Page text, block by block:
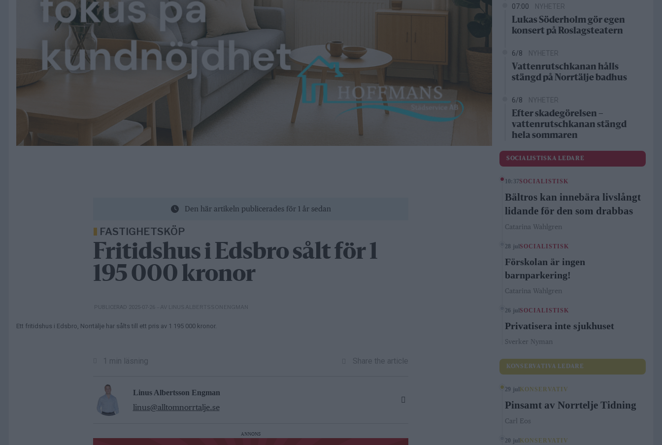
Den här artikeln publicerades för 1 år sedan
FASTIGHETSKÖP
Fritidshus i Edsbro sålt för 1
195 000 kronor
PUBLICERAD 2025-07-26 – AV LINUS ALBERTSSON ENGMAN
Ett fritidshus i Edsbro, Norrtälje har sålts till ett pris av 1 195 000 kronor.
1 min läsning Share the article
Linus Albertsson Engman
linus@alltomnorrtalje.se
ANNONS
07:00 NYHETER
Lukas Söderholm gör egen
konsert på Roslagsteatern
6/8 NYHETER
Vattenrutschkanan hålls
stängd på Norrtälje badhus
6/8 NYHETER
Efter skadegörelsen –
vattenrutschkanan stängd
hela sommaren
SOCIALISTISKA LEDARE
10:37SOCIALISTISK
Bältros kan innebära livslångt
lidande för den som drabbas
Catarina Wahlgren
28 jul SOCIALISTISK
Förskolan är ingen
barnparkering!
Catarina Wahlgren
26 jul SOCIALISTISK
Privatisera inte sjukhuset
Sverker Nyman
KONSERVATIVA LEDARE
29 jul KONSERVATIV
Pinsamt av Norrtelje Tidning
Carl Eos
20 jul KONSERVATIV